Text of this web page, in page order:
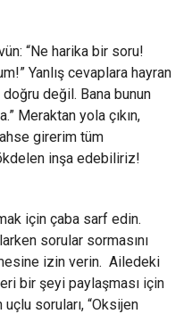
“Ne harika bir soru!
Yanlış cevaplara hayran
değil. Bana bunun
Meraktan yola çıkın,
girerim tüm
inşa edebiliriz!
için çaba sarf edin.
sorular sormasını
izin verin. Ailedeki
bir şeyi paylaşması için
soruları, “Oksijen